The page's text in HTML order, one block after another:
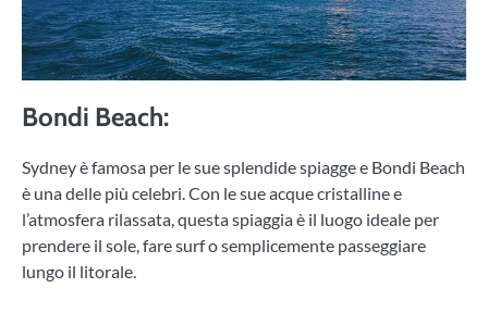
Bondi Beach:
Sydney è famosa per le sue splendide spiagge e Bondi Beach
è una delle più celebri. Con le sue acque cristalline e
l’atmosfera rilassata, questa spiaggia è il luogo ideale per
prendere il sole, fare surf o semplicemente passeggiare
lungo il litorale.